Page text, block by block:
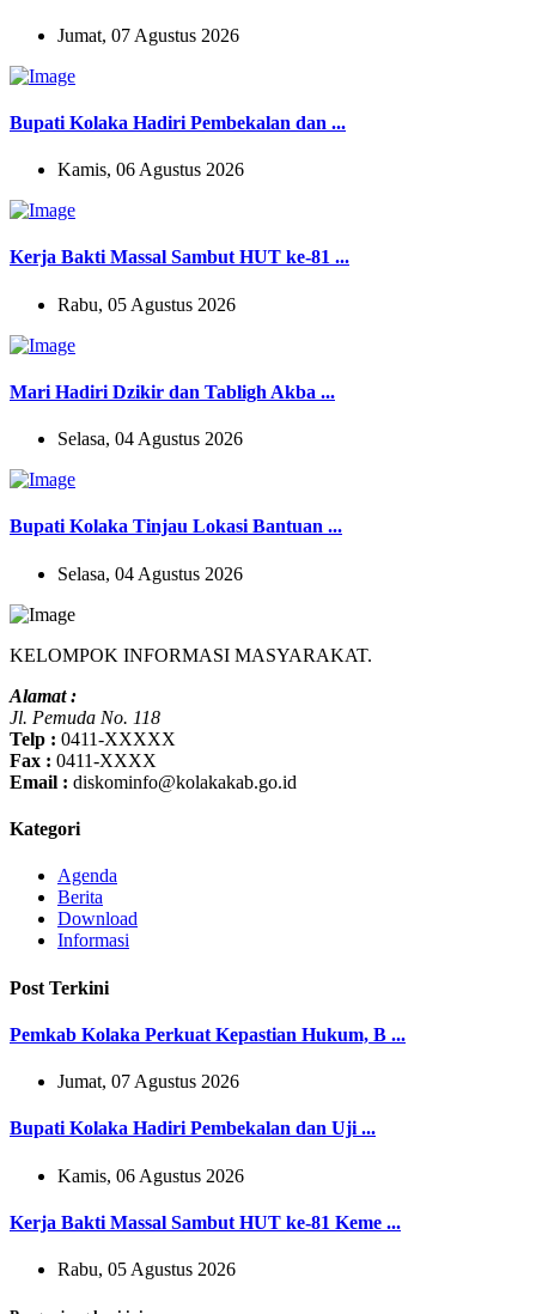
Jumat, 07 Agustus 2026
Bupati Kolaka Hadiri Pembekalan dan ...
Kamis, 06 Agustus 2026
Kerja Bakti Massal Sambut HUT ke-81 ...
Rabu, 05 Agustus 2026
Mari Hadiri Dzikir dan Tabligh Akba ...
Selasa, 04 Agustus 2026
Bupati Kolaka Tinjau Lokasi Bantuan ...
Selasa, 04 Agustus 2026
KELOMPOK INFORMASI MASYARAKAT.
Alamat :
Jl. Pemuda No. 118
Telp : 0411-XXXXX
Fax : 0411-XXXX
Email : diskominfo@kolakakab.go.id
Kategori
Agenda
Berita
Download
Informasi
Post Terkini
Pemkab Kolaka Perkuat Kepastian Hukum, B ...
Jumat, 07 Agustus 2026
Bupati Kolaka Hadiri Pembekalan dan Uji ...
Kamis, 06 Agustus 2026
Kerja Bakti Massal Sambut HUT ke-81 Keme ...
Rabu, 05 Agustus 2026